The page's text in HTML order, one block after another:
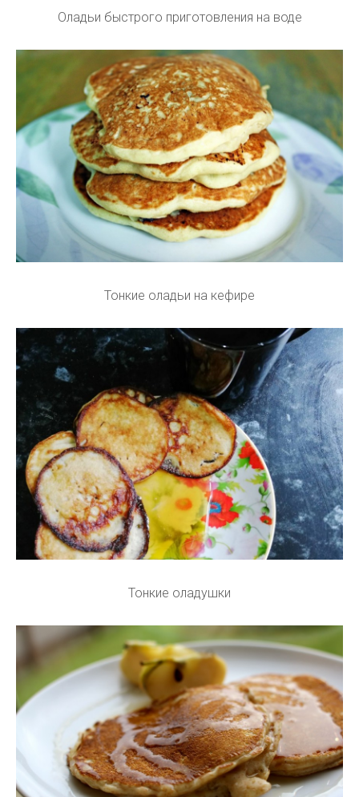
Оладьи быстрого приготовления на воде
Тонкие оладьи на кефире
Тонкие оладушки